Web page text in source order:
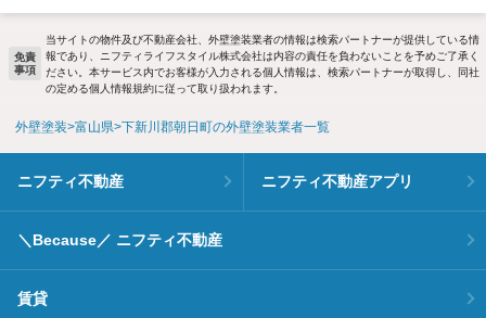
免責
事項
当サイトの物件及び不動産会社、外壁塗装業者の情報は検索パートナーが提供している情
報であり、ニフティライフスタイル株式会社は内容の責任を負わないことを予めご了承く
ださい。本サービス内でお客様が入力される個人情報は、検索パートナーが取得し、同社
の定める個人情報規約に従って取り扱われます。
外壁塗装 富山県 下新川郡朝日町の外壁塗装業者一覧
ニフティ不動産 ニフティ不動産アプリ
＼Because／ ニフティ不動産
賃貸